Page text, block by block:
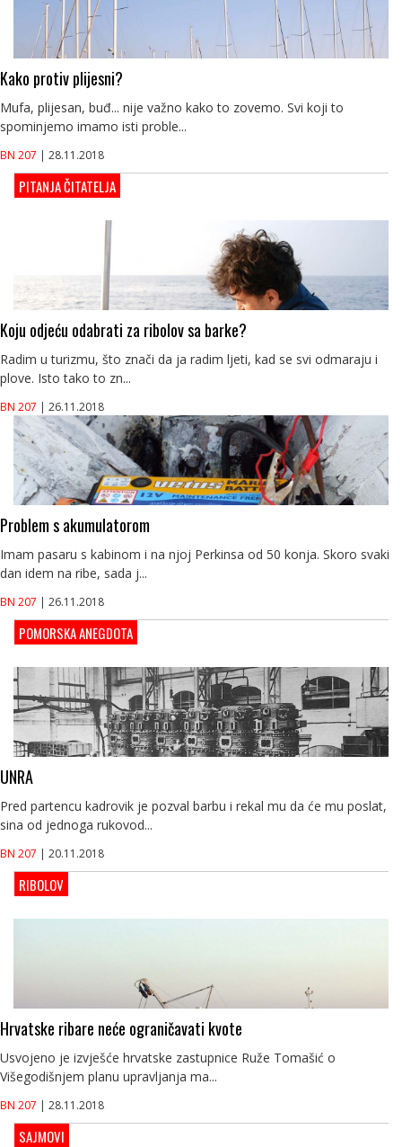
Kako protiv plijesni?
Mufa, plijesan, buđ... nije važno kako to zovemo. Svi koji to
spominjemo imamo isti proble...
BN 207 | 28.11.2018
PITANJA ČITATELJA
Koju odjeću odabrati za ribolov sa barke?
Radim u turizmu, što znači da ja radim ljeti, kad se svi odmaraju i
plove. Isto tako to zn...
BN 207 | 26.11.2018
Problem s akumulatorom
Imam pasaru s kabinom i na njoj Perkinsa od 50 konja. Skoro svaki
dan idem na ribe, sada j...
BN 207 | 26.11.2018
POMORSKA ANEGDOTA
UNRA
Pred partencu kadrovik je pozval barbu i rekal mu da će mu poslat,
sina od jednoga rukovod...
BN 207 | 20.11.2018
RIBOLOV
Hrvatske ribare neće ograničavati kvote
Usvojeno je izvješće hrvatske zastupnice Ruže Tomašić o
Višegodišnjem planu upravljanja ma...
BN 207 | 28.11.2018
SAJMOVI